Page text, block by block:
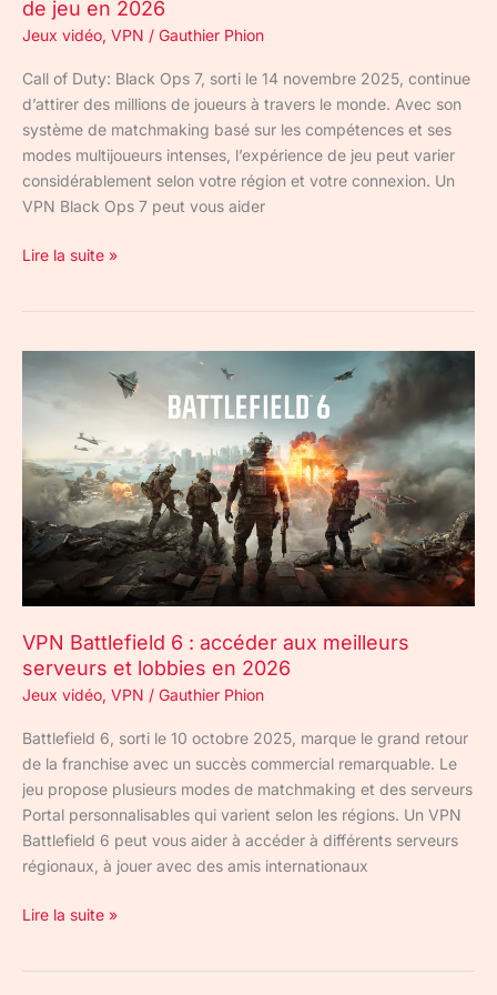
de jeu en 2026
Jeux vidéo, VPN / Gauthier Phion
Call of Duty: Black Ops 7, sorti le 14 novembre 2025, continue
d’attirer des millions de joueurs à travers le monde. Avec son
système de matchmaking basé sur les compétences et ses
modes multijoueurs intenses, l’expérience de jeu peut varier
considérablement selon votre région et votre connexion. Un
VPN Black Ops 7 peut vous aider
Lire la suite »
VPN Battlefield 6 : accéder aux meilleurs
serveurs et lobbies en 2026
Jeux vidéo, VPN / Gauthier Phion
Battlefield 6, sorti le 10 octobre 2025, marque le grand retour
de la franchise avec un succès commercial remarquable. Le
jeu propose plusieurs modes de matchmaking et des serveurs
Portal personnalisables qui varient selon les régions. Un VPN
Battlefield 6 peut vous aider à accéder à différents serveurs
régionaux, à jouer avec des amis internationaux
Battlefield
accéder
aux
meilleurs
serveurs
lobbies
2026
Lire la suite »